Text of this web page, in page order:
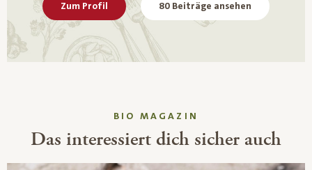
Zum Profil 80 Beiträge ansehen
BIO MAGAZIN
Das interessiert dich sicher auch